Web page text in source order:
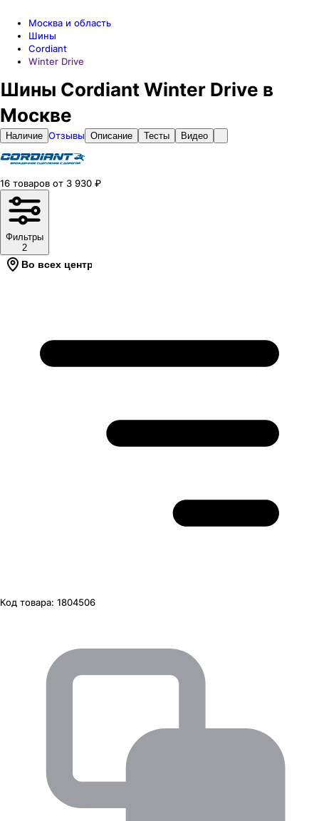
Москва и область
Шины
Cordiant
Winter Drive
Шины Cordiant Winter Drive в
Москве
Наличие Отзывы Описание Тесты Видео
16 товаров от 3 930 ₽
Фильтры
2
Во всех центрах
Код товара: 1804506